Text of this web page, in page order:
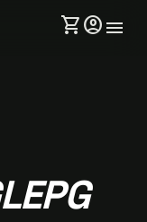
shopping_cartaccount_circlemenu